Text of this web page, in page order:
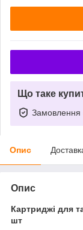
Що таке
Замовлення
Опис
Опис
Картриджі для
шт